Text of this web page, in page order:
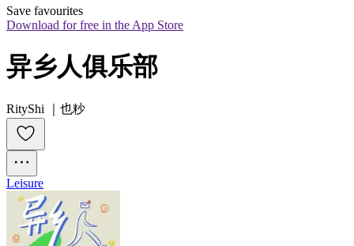
Save favourites
Download for free in the App Store
异乡人俱乐部
RityShi ｜也粆
Leisure